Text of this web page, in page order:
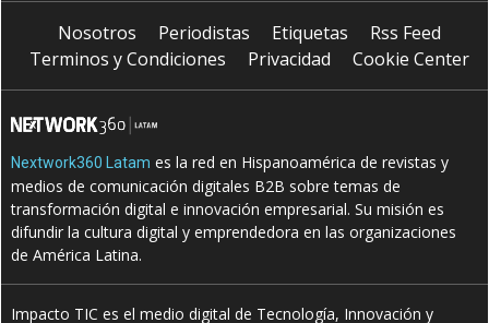
Nosotros Periodistas Etiquetas
Rss Feed
Terminos y Condiciones
Privacidad Cookie Center
Nextwork360 Latam es la red en Hispanoamérica de revistas y
medios de comunicación digitales B2B sobre temas de
transformación digital e innovación empresarial. Su misión es
difundir la cultura digital y emprendedora en las organizaciones
de América Latina.
Impacto TIC es el medio digital de Tecnología, Innovación y